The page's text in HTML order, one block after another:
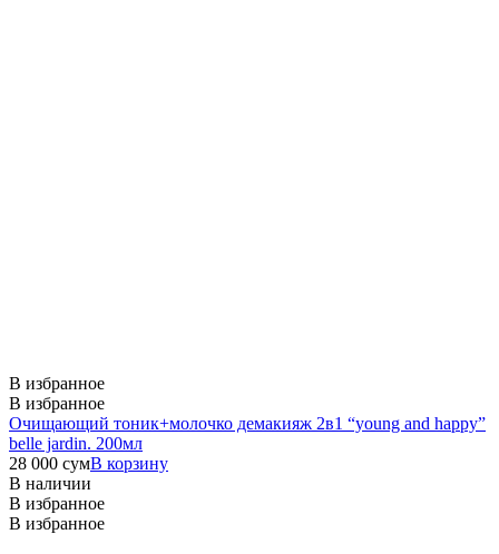
В избранное
В избранное
Очищающий тоник+молочко демакияж 2в1 “young and happy”
belle jardin. 200мл
28 000 сумВ корзину
В наличии
В избранное
В избранное